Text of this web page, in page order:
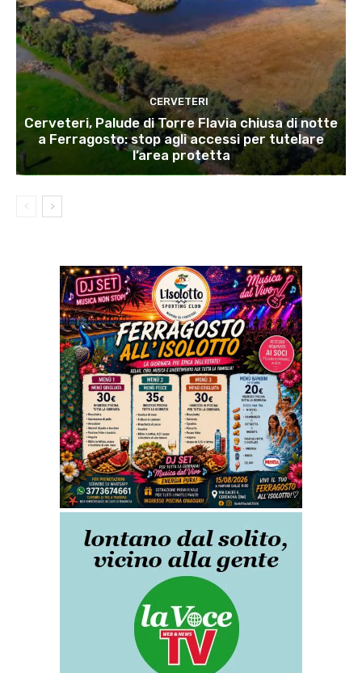
CERVETERI
Cerveteri, Palude di Torre Flavia chiusa di notte
a Ferragosto: stop agli accessi per tutelare
l’area protetta